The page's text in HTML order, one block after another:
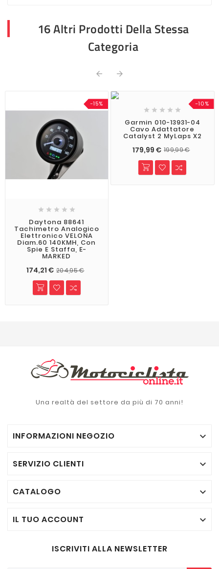
16 Altri Prodotti Della Stessa
Categoria
 
-15%
    
Daytona 88641
Tachimetro Analogico
Elettronico VELONA
Diam.60 140KMH, Con
Spie E Staffa, E-
MARKED
174,21 € 204,95 €
-10%
    
Garmin 010-13931-04
Cavo Adattatore
Catalyst 2 MyLaps X2
179,99 € 199,99 €
Una realtà del settore da più di 70 anni!
INFORMAZIONI NEGOZIO 
SERVIZIO CLIENTI 
CATALOGO 
IL TUO ACCOUNT 
ISCRIVITI ALLA NEWSLETTER